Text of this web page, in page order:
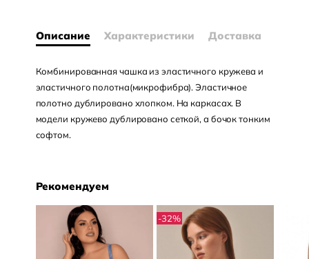
Описание Характеристики Доставка
Комбинированная чашка из эластичного кружева и
эластичного полотна(микрофибра). Эластичное
полотно дублировано хлопком. На каркасах. В
модели кружево дублировано сеткой, а бочок тонким
софтом.
Рекомендуем
-32%